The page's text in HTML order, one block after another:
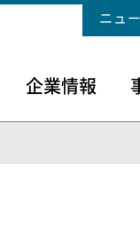
ニュ
企業情報